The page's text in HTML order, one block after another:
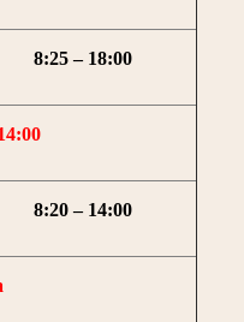
8:25 – 18:00
8:20 – 14:00